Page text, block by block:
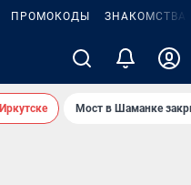
ПРОМОКОДЫ ЗНАКОМСТВА
Мост в Шаманке